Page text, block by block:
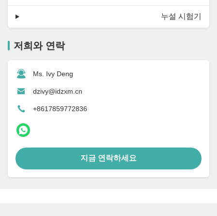
누설 시험기
저희와 연락
Ms. Ivy Deng
dzivy@idzxm.cn
+8617859772836
지금 연락하세요